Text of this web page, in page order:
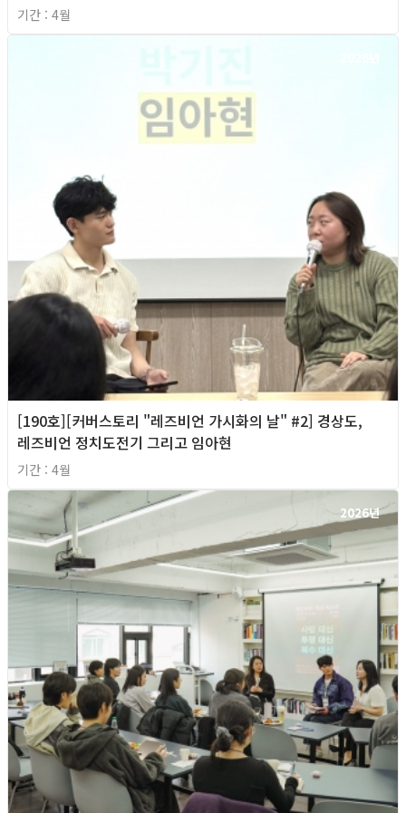
기간 : 4월
[190호][커버스토리 "레즈비언 가시화의 날" #2] 경상도,
레즈비언 정치도전기 그리고 임아현
기간 : 4월
2026년